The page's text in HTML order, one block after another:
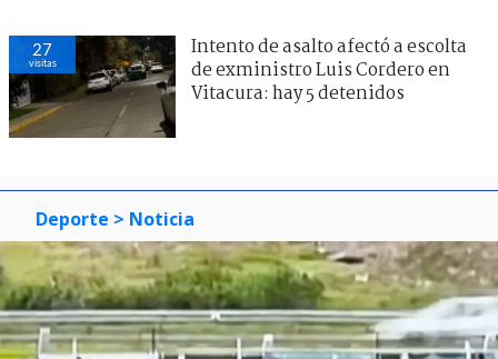
27
visitas
Intento de asalto afectó a escolta
de exministro Luis Cordero en
Vitacura: hay 5 detenidos
Deporte > Noticia